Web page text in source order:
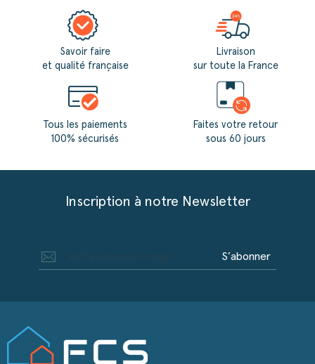
Savoir faire
et qualité française
Tous les paiements
100% sécurisés
Livraison
sur toute la France
Faites votre retour
sous 60 jours
Inscription à notre Newsletter
S’abonner